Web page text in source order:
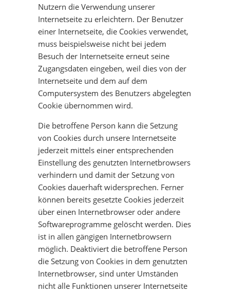
Nutzern die Verwendung unserer
Internetseite zu erleichtern. Der Benutzer
einer Internetseite, die Cookies verwendet,
muss beispielsweise nicht bei jedem
Besuch der Internetseite erneut seine
Zugangsdaten eingeben, weil dies von der
Internetseite und dem auf dem
Computersystem des Benutzers abgelegten
Cookie übernommen wird.
Die betroffene Person kann die Setzung
von Cookies durch unsere Internetseite
jederzeit mittels einer entsprechenden
Einstellung des genutzten Internetbrowsers
verhindern und damit der Setzung von
Cookies dauerhaft widersprechen. Ferner
können bereits gesetzte Cookies jederzeit
über einen Internetbrowser oder andere
Softwareprogramme gelöscht werden. Dies
ist in allen gängigen Internetbrowsern
möglich. Deaktiviert die betroffene Person
die Setzung von Cookies in dem genutzten
Internetbrowser, sind unter Umständen
nicht alle Funktionen unserer Internetseite